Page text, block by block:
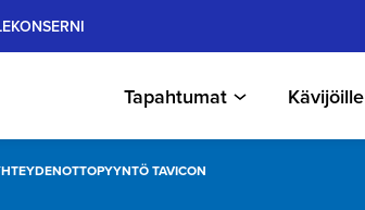
Tapahtumat Kävijöille
KONSERNI
TAVICON